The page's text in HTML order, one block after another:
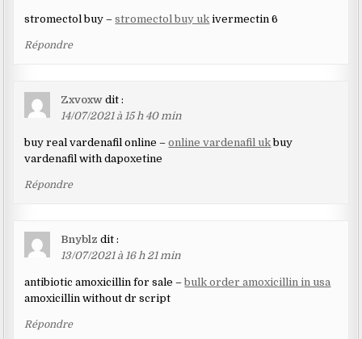
stromectol buy –stromectol buy uk ivermectin 6
Répondre
Zxvoxw dit :
14/07/2021 à 15 h 40 min
buy real vardenafil online –online vardenafil ukbuy
vardenafil with dapoxetine
Répondre
Bnyblz dit :
13/07/2021 à 16 h 21 min
antibiotic amoxicillin for sale –bulk order amoxicillin in usa
amoxicillin without dr script
Répondre